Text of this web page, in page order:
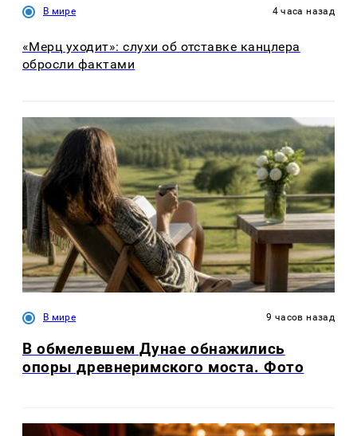
В мире 4 часа назад
«Мерц уходит»: слухи об отставке канцлера
обросли фактами
В мире 9 часов назад
В обмелевшем Дунае обнажились
опоры древнеримского моста. Фото